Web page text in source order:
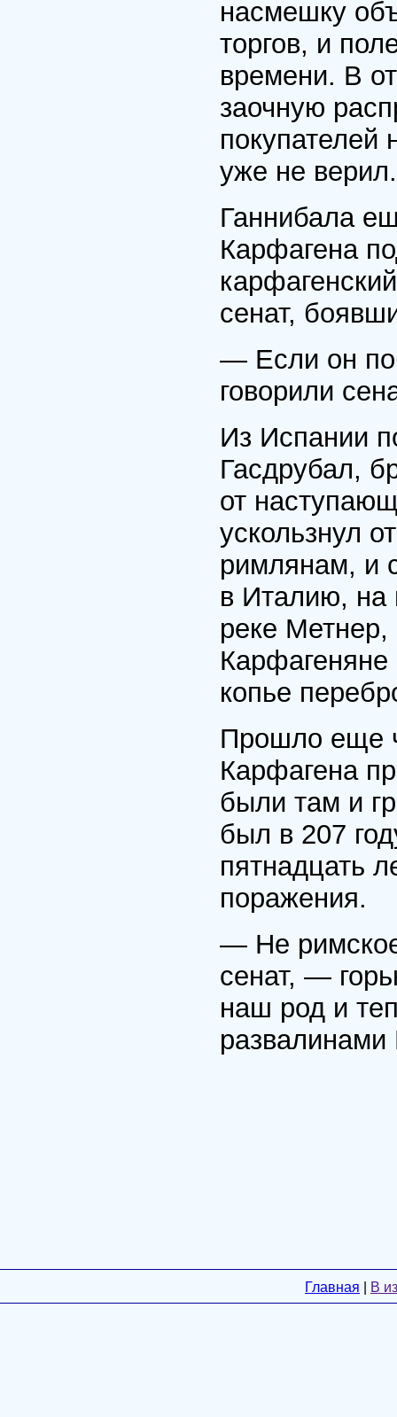
насмешку
торгов, и
времени. В
заочную
уже не верил.
Ганнибала
Карфагена
сенат,
— Если он
говорили
Из Испании
Гасдрубал,
от
ускользнул
римлянам, и
в Италию, на
реке Метнер,
копье
Прошло еще
Карфагена
были там и
был в 207
пятнадцать
поражения.
— Не
сенат, —
наш род и
Главная В